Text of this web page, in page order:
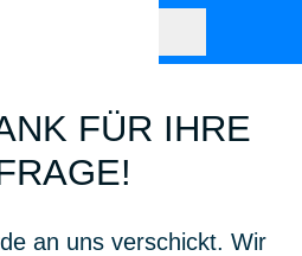
FÜR IHRE
an uns verschickt. Wir